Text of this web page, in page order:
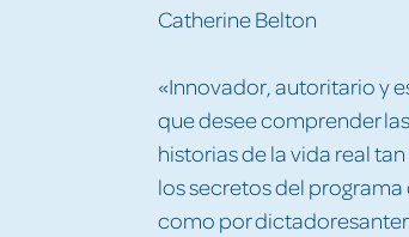
Catherine Belton
«Innovador, autoritario y
que desee comprender
historias de la vida real
los secretos del
como por